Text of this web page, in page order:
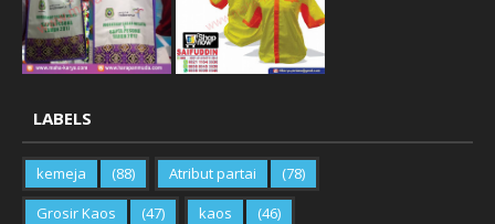
LABELS
kemeja (88) Atribut partai
(78)
Grosir Kaos
(47) kaos
(46)